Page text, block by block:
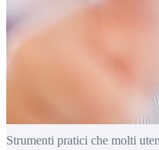
Strumenti pratici che molti